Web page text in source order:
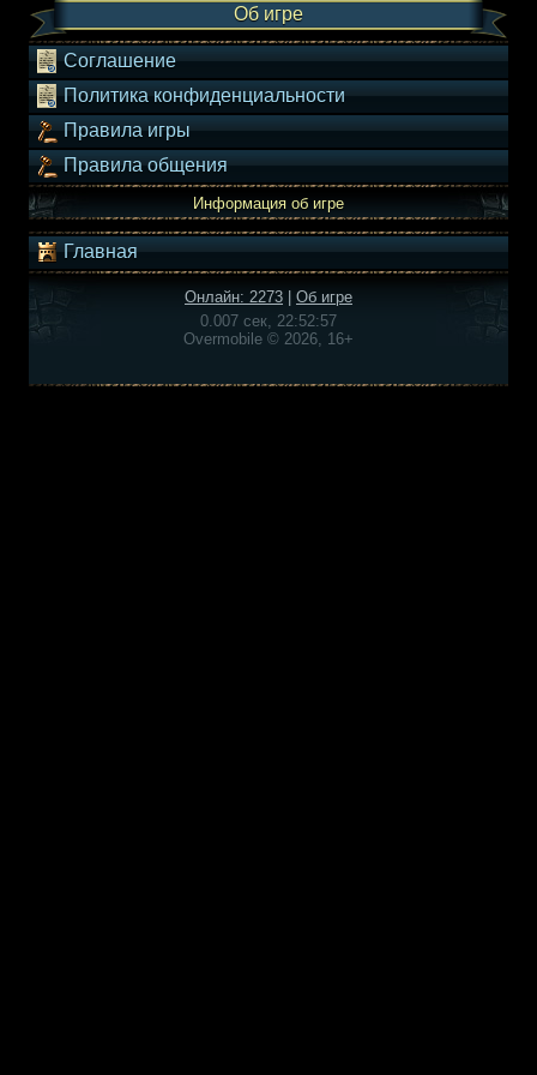
Об игре
Соглашение
Политика конфиденциальности
Правила игры
Правила общения
Информация об игре
Главная
Онлайн: 2273
Об игре
0.007 сек, 22:52:57
Overmobile © 2026, 16+